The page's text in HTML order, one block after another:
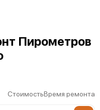
Пирометров
СтоимостьВремя ремонта